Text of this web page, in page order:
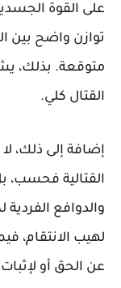
على القوة
توازن واضح بين
متوقعة. بذلك،
القتال كلي.
إضافة إلى ذلك،
القتالية فحسب،
والدوافع
لهيب الانتقام،
عن الحق أو